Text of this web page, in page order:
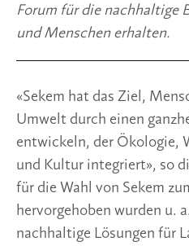
Forum für die nachhaltige
und Menschen erhalten.
«Sekem hat das Ziel,
Umwelt durch einen
entwickeln, der Ökologie,
und Kultur integriert», so
für die Wahl von Sekem
hervorgehoben wurden u.
nachhaltige Lösungen für